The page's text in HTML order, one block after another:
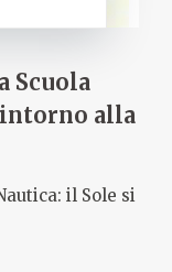
Scuola
alla
il Sole si